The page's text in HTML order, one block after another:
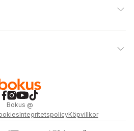
Bokus @
IntegritetspolicyKöpvillkor